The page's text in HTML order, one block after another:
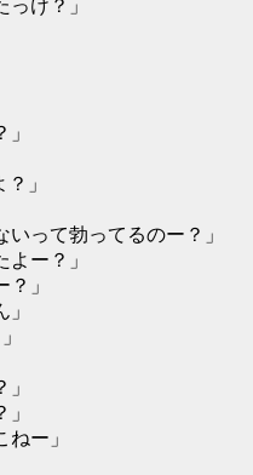
っけ？」
」
いって勃ってるのー？」
よー？」
」
ー」